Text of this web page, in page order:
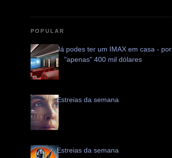
POPULAR
Já podes ter um IMAX em casa - por
"apenas" 400 mil dólares
Estreias da semana
Estreias da semana